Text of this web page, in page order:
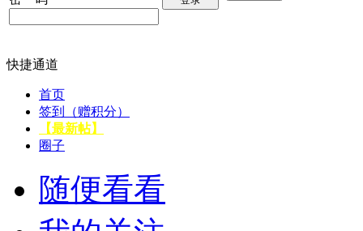
快捷通道
首页
签到（赠积分）
【最新帖】
圈子
随便看看